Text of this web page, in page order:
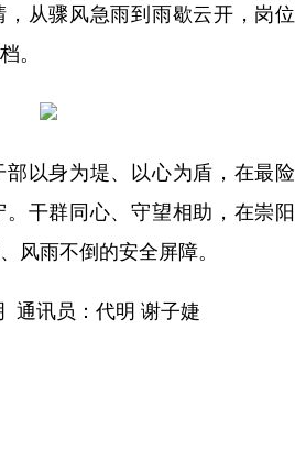
从骤风急雨到雨歇云开，岗位
。
以身为堤、以心为盾，在最险
干群同心、守望相助，在崇阳
风雨不倒的安全屏障。
通讯员：代明 谢子婕